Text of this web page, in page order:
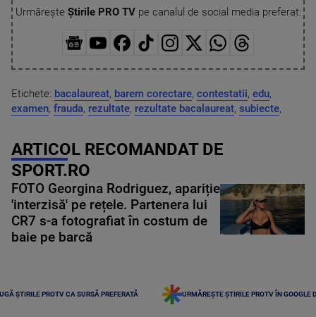
Urmărește Știrile PRO TVpe canalul de social media preferat:
Etichete: bacalaureat, barem corectare, contestatii, edu,
examen, frauda, rezultate, rezultate bacalaureat, subiecte,
ARTICOL RECOMANDAT DE
SPORT.RO
FOTO Georgina Rodriguez, apariție
'interzisă' pe rețele. Partenera lui
CR7 s-a fotografiat în costum de
baie pe barcă
ȘTIRILE PROTV CA SURSĂ PREFERATĂ URMĂREȘTE ȘTIRILE PROTV ÎN GOOGLE